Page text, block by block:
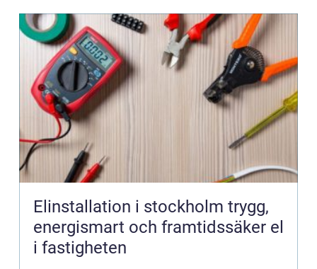
Elinstallation i stockholm trygg,
energismart och framtidssäker el
i fastigheten